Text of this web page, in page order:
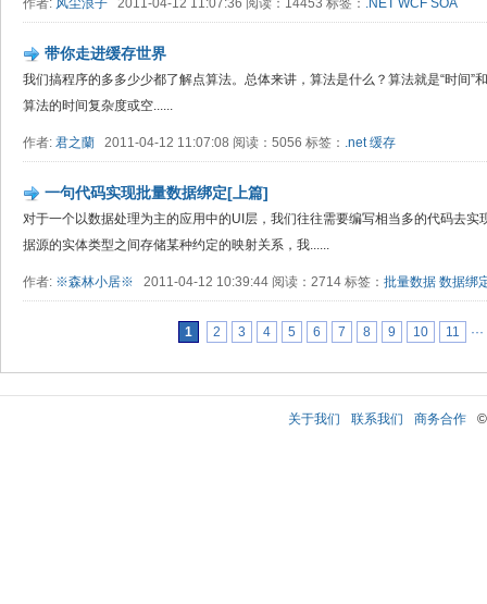
作者: 风尘浪子 2011-04-12 11:07:36 阅读：14453 标签： .NET WCF SOA
带你走进缓存世界
我们搞程序的多多少少都了解点算法。总体来讲，算法是什么？算法就是“时间”
算法的时间复杂度或空......
作者: 君之蘭 2011-04-12 11:07:08 阅读：5056 标签： .net 缓存
一句代码实现批量数据绑定[上篇]
对于一个以数据处理为主的应用中的UI层，我们往往需要编写相当多的代码去
据源的实体类型之间存储某种约定的映射关系，我......
作者: ※森林小居※ 2011-04-12 10:39:44 阅读：2714 标签： 批量数据 数据绑
1 2 3 4 5 6 7 8 9 10 11 ···
关于我们 联系我们 商务合作